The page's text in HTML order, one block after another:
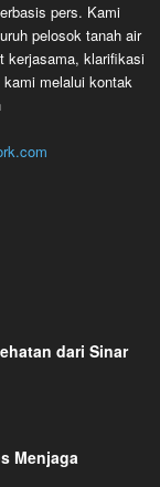
pers. Kami
pelosok tanah air
kerjasama, klarifikasi
melalui kontak
dari Sinar
Menjaga